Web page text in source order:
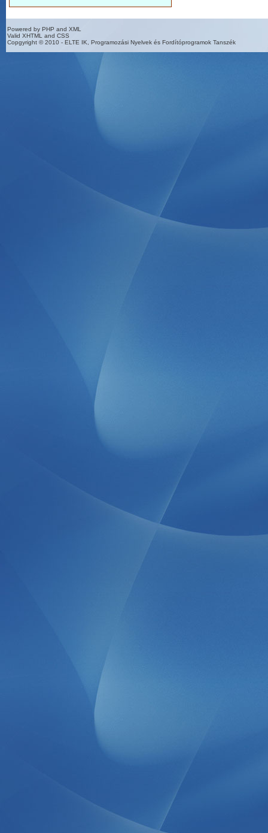
Powered by PHP and XML
Valid XHTML and CSS
Copgyright © 2010 - ELTE IK, Programozási Nyelvek és Fordítóprogramok Tanszék